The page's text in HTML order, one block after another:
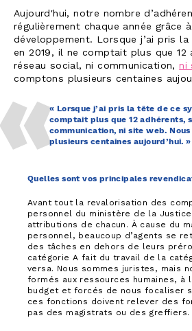
Aujourd'hui, notre nombre
régulièrement chaque année grâce
développement. Lorsque j’ai pris
en 2019, il ne comptait plus que 12
réseau social, ni communication,ni
comptons plusieurs centaines
« Lorsque j’ai pris la tête de ce
comptait plus que 12 adhérents,
communication, ni site web.
plusieurs centaines aujourd’hui. »
Quelles sont vos principales
Avant tout la revalorisation des
personnel du ministère de la
attributions de chacun. À cause du
personnel, beaucoup d’agents se
des tâches en dehors de leurs
catégorie A fait du travail de la
versa. Nous sommes juristes, mais
formés aux ressources humaines, à
budget et forcés de nous focaliser
ces fonctions doivent relever des
pas des magistrats ou des greffiers.